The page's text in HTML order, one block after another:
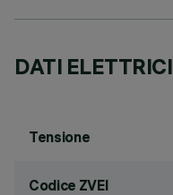
DATI ELETTRICI
Tensione
Codice ZVEI